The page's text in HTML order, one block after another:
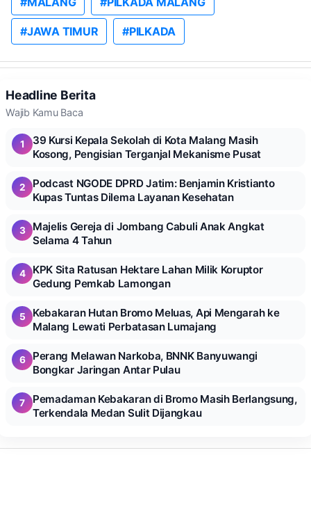
#JAWA TIMUR #PILKADA
Headline Berita
Wajib Kamu Baca
1
39 Kursi Kepala Sekolah di Kota Malang Masih
Kosong, Pengisian Terganjal Mekanisme Pusat
2
Podcast NGODE DPRD Jatim: Benjamin Kristianto
Kupas Tuntas Dilema Layanan Kesehatan
3
Majelis Gereja di Jombang Cabuli Anak Angkat
Selama 4 Tahun
4
KPK Sita Ratusan Hektare Lahan Milik Koruptor
Gedung Pemkab Lamongan
5
Kebakaran Hutan Bromo Meluas, Api Mengarah ke
Malang Lewati Perbatasan Lumajang
6
Perang Melawan Narkoba, BNNK Banyuwangi
Bongkar Jaringan Antar Pulau
7
Pemadaman Kebakaran di Bromo Masih Berlangsung,
Terkendala Medan Sulit Dijangkau